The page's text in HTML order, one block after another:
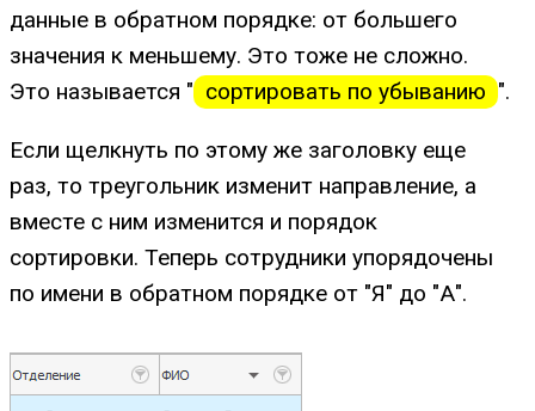
данные в обратном порядке: от большего
значения к меньшему. Это тоже не сложно.
Это называется " сортировать по убыванию ".
Если щелкнуть по этому же заголовку еще
раз, то треугольник изменит направление, а
вместе с ним изменится и порядок
сортировки. Теперь сотрудники упорядочены
по имени в обратном порядке от "Я" до "А".